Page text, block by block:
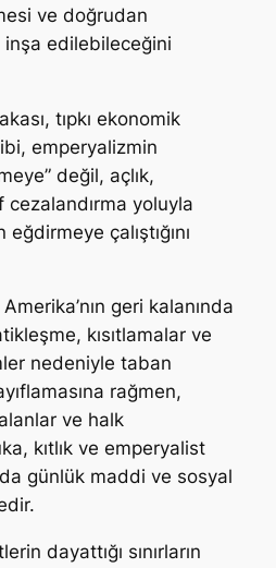
ve doğrudan
inşa edilebileceğini
tıpkı ekonomik
emperyalizmin
değil, açlık,
yoluyla
çalıştığını
geri kalanında
kısıtlamalar ve
nedeniyle taban
rağmen,
ve halk
kıtlık ve emperyalist
günlük maddi ve sosyal
dayattığı sınırların